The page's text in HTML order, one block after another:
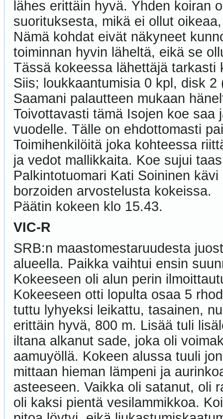
lähes erittäin hyvä. Yhden koiran
suorituksesta, mikä ei ollut
Nämä kohdat eivät näkyneet
toiminnan hyvin läheltä, eikä se
Tässä kokeessa lähettäjä
Siis; loukkaantumisia 0 kpl, disk
Saamani palautteen mukaan
Toivottavasti tämä Isojen koe saa
vuodelle. Tälle on ehdottomasti
Toimihenkilöitä joka kohteessa
ja vedot mallikkaita. Koe sujui
Palkintotuomari Kati Soininen
borzoiden arvostelusta kokeissa.
Päätin kokeen klo 15.43.
VIC-R
SRB:n maastomestaruudesta
alueella. Paikka vaihtui ensin
Kokeeseen oli alun perin
Kokeeseen otti lopulta osaa 5
tuttu lyhyeksi leikattu, tasainen,
erittäin hyvä, 800 m. Lisää tuli
iltana alkanut sade, joka oli
aamuyöllä. Kokeen alussa tuuli
mittaan hieman lämpeni ja
asteeseen. Vaikka oli satanut, oli
oli kaksi pientä vesilammikkoa.